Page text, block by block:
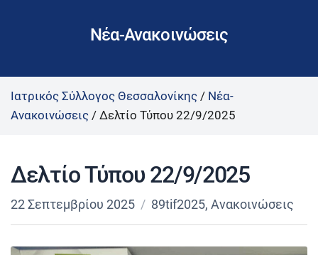
m
Νέα-Ανακοινώσεις
Ιατρικός Σύλλογος Θεσσαλονίκης / Νέα-
Ανακοινώσεις / Δελτίο Τύπου 22/9/2025
Δελτίο Τύπου 22/9/2025
22 Σεπτεμβρίου 2025 89tif2025, Ανακοινώσεις